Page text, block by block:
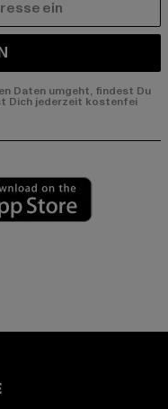
Daten umgeht, findest Du
Dich jederzeit kostenfei